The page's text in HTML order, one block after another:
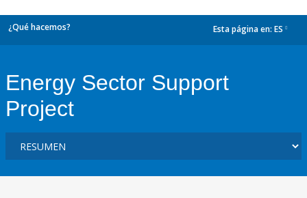
¿Qué hacemos? Esta página en: ES
Energy Sector Support
Project